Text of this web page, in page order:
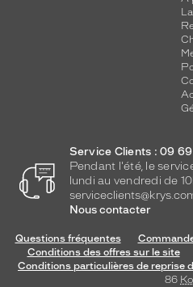
Service Clients : 09
Pendant l'été, le
lundi au vendredi de
Nous contacter
Questions fréquentes
Conditions des offres sur le site
Conditions particulières de reprise
86 Ko